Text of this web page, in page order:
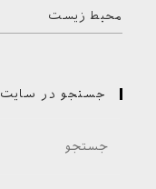
محیط زیست
جستجو در سایت